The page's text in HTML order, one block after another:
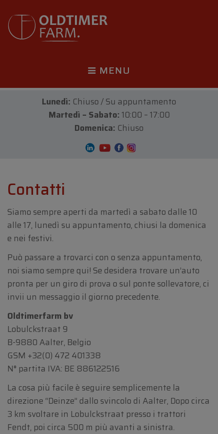
MENU
Lunedì: Chiuso / Su appuntamento
Martedì – Sabato:10:00 – 17:00
Domenica: Chiuso
Contatti
Siamo sempre aperti da martedì a sabato dalle 10
alle 17, lunedì su appuntamento, chiusi la domenica
e nei festivi.
Può passare a trovarci con o senza appuntamento,
noi siamo sempre qui! Se desidera trovare un’auto
pronta per un giro di prova o sul ponte sollevatore, ci
invii un messaggio il giorno precedente.
Oldtimerfarm bv
Lobulckstraat 9
B-9880 Aalter, Belgio
GSM +32(0) 472 401338
N° partita IVA: BE 886122516
La cosa più facile è seguire semplicemente la
direzione “Deinze” dallo svincolo di Aalter, Dopo circa
3 km svoltare in Lobulckstraat presso i trattori
Fendt, poi circa 500 m più avanti a sinistra.